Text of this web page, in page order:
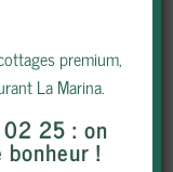
premium,
La Marina.
02 25 : on
!